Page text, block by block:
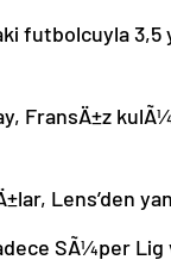
futbolcuyla 3,5
FransÄ±z
Lens’den
SÃ¼per